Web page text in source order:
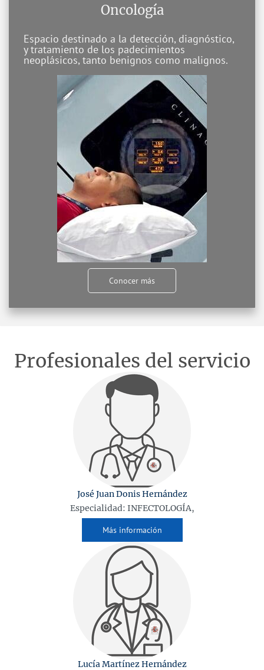
Oncología
Espacio destinado a la detección, diagnóstico,
y tratamiento de los padecimientos
neoplásicos, tanto benignos como malignos.
Conocer más
Profesionales del servicio
José Juan Donis Hernández
Especialidad: INFECTOLOGÍA,
Más información
Lucía Martínez Hernández